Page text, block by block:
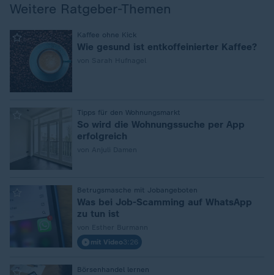
Weitere Ratgeber-Themen
Kaffee ohne Kick
Wie gesund ist entkoffeinierter Kaffee?
Tipps für den Wohnungsmarkt
So wird die Wohnungssuche per App
erfolgreich
Betrugsmasche mit Jobangeboten
Was bei Job-Scamming auf WhatsApp
zu tun ist
mit Video3:26
Börsenhandel lernen